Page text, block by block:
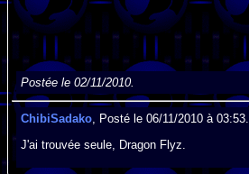
Postée le 02/11/2010.
ChibiSadako, Posté le 06/11/2010 à 03:53.
J'ai trouvée seule, Dragon Flyz.